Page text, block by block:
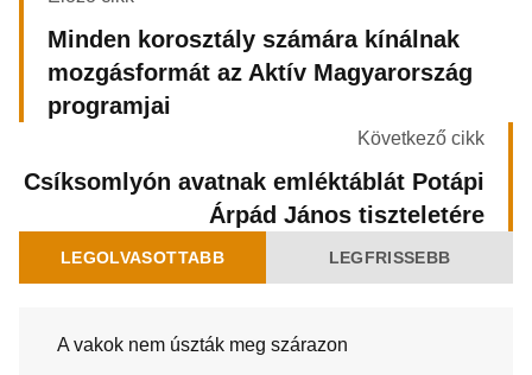
Minden korosztály számára kínálnak
mozgásformát az Aktív Magyarország
programjai
Következő cikk
Csíksomlyón avatnak emléktáblát Potápi
Árpád János tiszteletére
LEGOLVASOTTABB LEGFRISSEBB
A vakok nem úszták meg szárazon